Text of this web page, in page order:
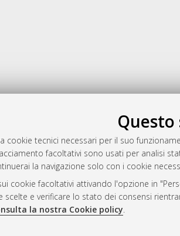
cookie tecnici necessari per il suo
facoltativi sono usati per analisi
la navigazione solo con i cookie
cookie facoltativi attivando l'opzione in
scelte e verificare lo stato dei consensi
la nostra Cookie policy.
AMS Dottorato
ISSN: 2038-7946
Servizio implementato e
Impostazioni Cookie
Informativa sulla privacy
Condizioni d’uso del sito